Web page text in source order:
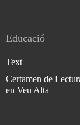
Educació
Text
Certamen de
en Veu Alta